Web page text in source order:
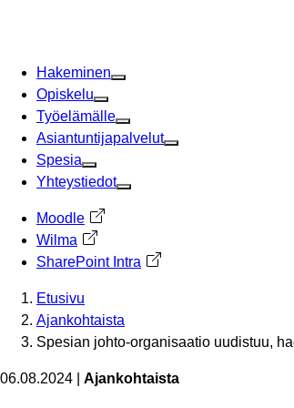
Hakeminen
Opiskelu
Työelämälle
Asiantuntijapalvelut
Spesia
Yhteystiedot
Moodle Avautuu uuteen välilehteen
Wilma Avautuu uuteen välilehteen
SharePoint Intra Avautuu uuteen
Etusivu
Ajankohtaista
Spesian johto-organisaatio uudistuu,
06.08.2024 Ajankohtaista